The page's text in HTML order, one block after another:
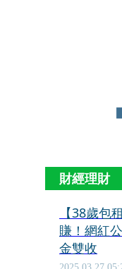
店，每個
新台幣43
財經理財
【38歲包
賺！網紅
金雙收